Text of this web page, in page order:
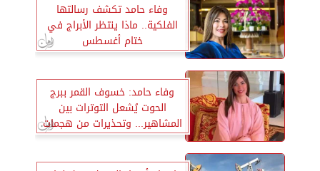
وفاء حامد تكشف رسالتها
الفلكية.. ماذا ينتظر الأبراج في
ختام أغسطس
وفاء حامد: خسوف القمر ببرج
الحوت يُشعل التوترات بين
المشاهير... وتحذيرات من هجمات
إلكترونية مرتقبة